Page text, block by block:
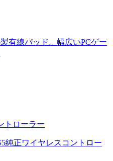
有線パッド。幅広いPCゲー
トローラー
純正ワイヤレスコントロー